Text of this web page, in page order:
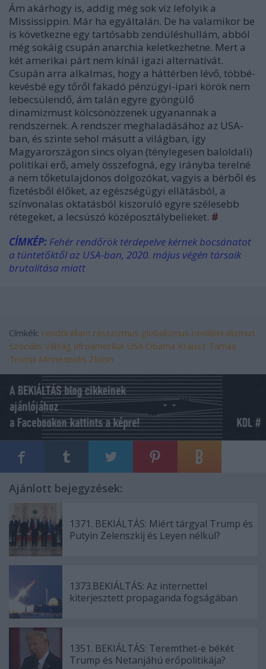
Ám akárhogy is, addig még sok víz lefolyik a
Mississippin. Már ha egyáltalán. De ha valamikor be
is következne egy tartósabb zendüléshullám, abból
még sokáig csupán anarchia keletkezhetne. Mert a
két amerikai párt nem kínál igazi alternatívát.
Csupán arra alkalmas, hogy a háttérben lévő, többé-
kevésbé egy tőről fakadó pénzügyi-ipari körök nem
lebecsülendő, ám talán egyre gyöngülő
dinamizmust kölcsönözzenek ugyanannak a
rendszernek. A rendszer meghaladásához az USA-
ban, és szinte sehol másutt a világban, így
Magyarországon sincs olyan (ténylegesen baloldali)
politikai erő, amely összefogná, egy irányba terelné
a nem tőketulajdonos dolgozókat, vagyis a bérből és
fizetésből élőket, az egészségügyi ellátásból, a
színvonalas oktatásból kiszoruló egyre szélesebb
rétegeket, a lecsúszó középosztálybelieket. #
CÍMKÉP: Fehér rendőrök térdepelve kérnek bocsánatot
a tüntetőktől az USA-ban, 2020. május végén társaik
brutalitása miatt
Címkék: rendőrállam rasszizmus globalizmus neoliberalizmus
szociális válság afroamerikai USA Obama Krausz Tamás
Trump Minneapolis Zlobin
Ajánlott bejegyzések:
1371. BEKIÁLTÁS: Miért tárgyal Trump és
Putyin Zelenszkij és Leyen nélkül?
1373.BEKIÁLTÁS: Az internettel
kiterjesztett propaganda fogságában
1351. BEKIÁLTÁS: Teremthet-e békét
Trump és Netanjáhú erőpolitikája?